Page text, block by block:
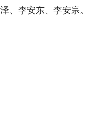
、李安东、李安宗。